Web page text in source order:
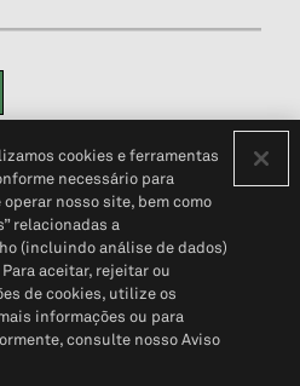
privacidade do cliente (em inglês)
Pessoais© 2026 S&P Global
cookies e ferramentas
necessário para
nosso site, bem como
relacionadas a
(incluindo análise de dados)
aceitar, rejeitar ou
de cookies, utilize os
informações ou para
consulte nosso Aviso